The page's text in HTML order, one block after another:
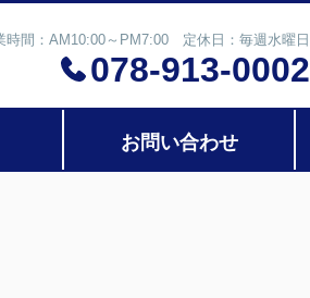
時間：AM10:00～PM7:00 定休日：毎週水曜日
078-913-0002
お問い合わせ